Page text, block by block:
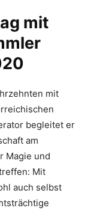
mit
mit
begleitet er
am
Magie und
Mit
auch selbst